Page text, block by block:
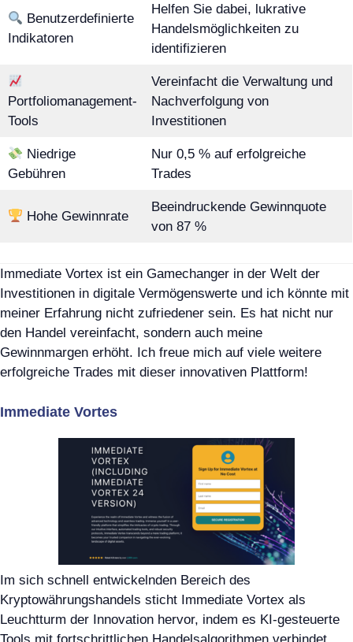
Benutzerdefinierte
Indikatoren
Helfen Sie dabei, lukrative
Handelsmöglichkeiten zu
identifizieren
Portfoliomanagement-
Tools
Vereinfacht die Verwaltung und
Nachverfolgung von
Investitionen
Niedrige
Gebühren
Nur 0,5 % auf erfolgreiche
Trades
Hohe Gewinnrate
Beeindruckende Gewinnquote
von 87 %
Immediate Vortex ist ein Gamechanger in der Welt der
Investitionen in digitale Vermögenswerte und ich könnte mit
meiner Erfahrung nicht zufriedener sein. Es hat nicht nur
den Handel vereinfacht, sondern auch meine
Gewinnmargen erhöht. Ich freue mich auf viele weitere
erfolgreiche Trades mit dieser innovativen Plattform!
Immediate Vortes
Im sich schnell entwickelnden Bereich des
Kryptowährungshandels sticht Immediate Vortex als
Leuchtturm der Innovation hervor, indem es KI-gesteuerte